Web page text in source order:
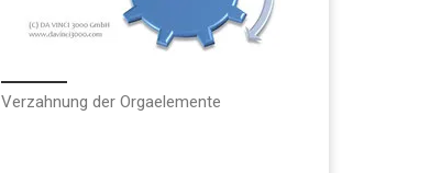
Verzahnung der Orgaelemente